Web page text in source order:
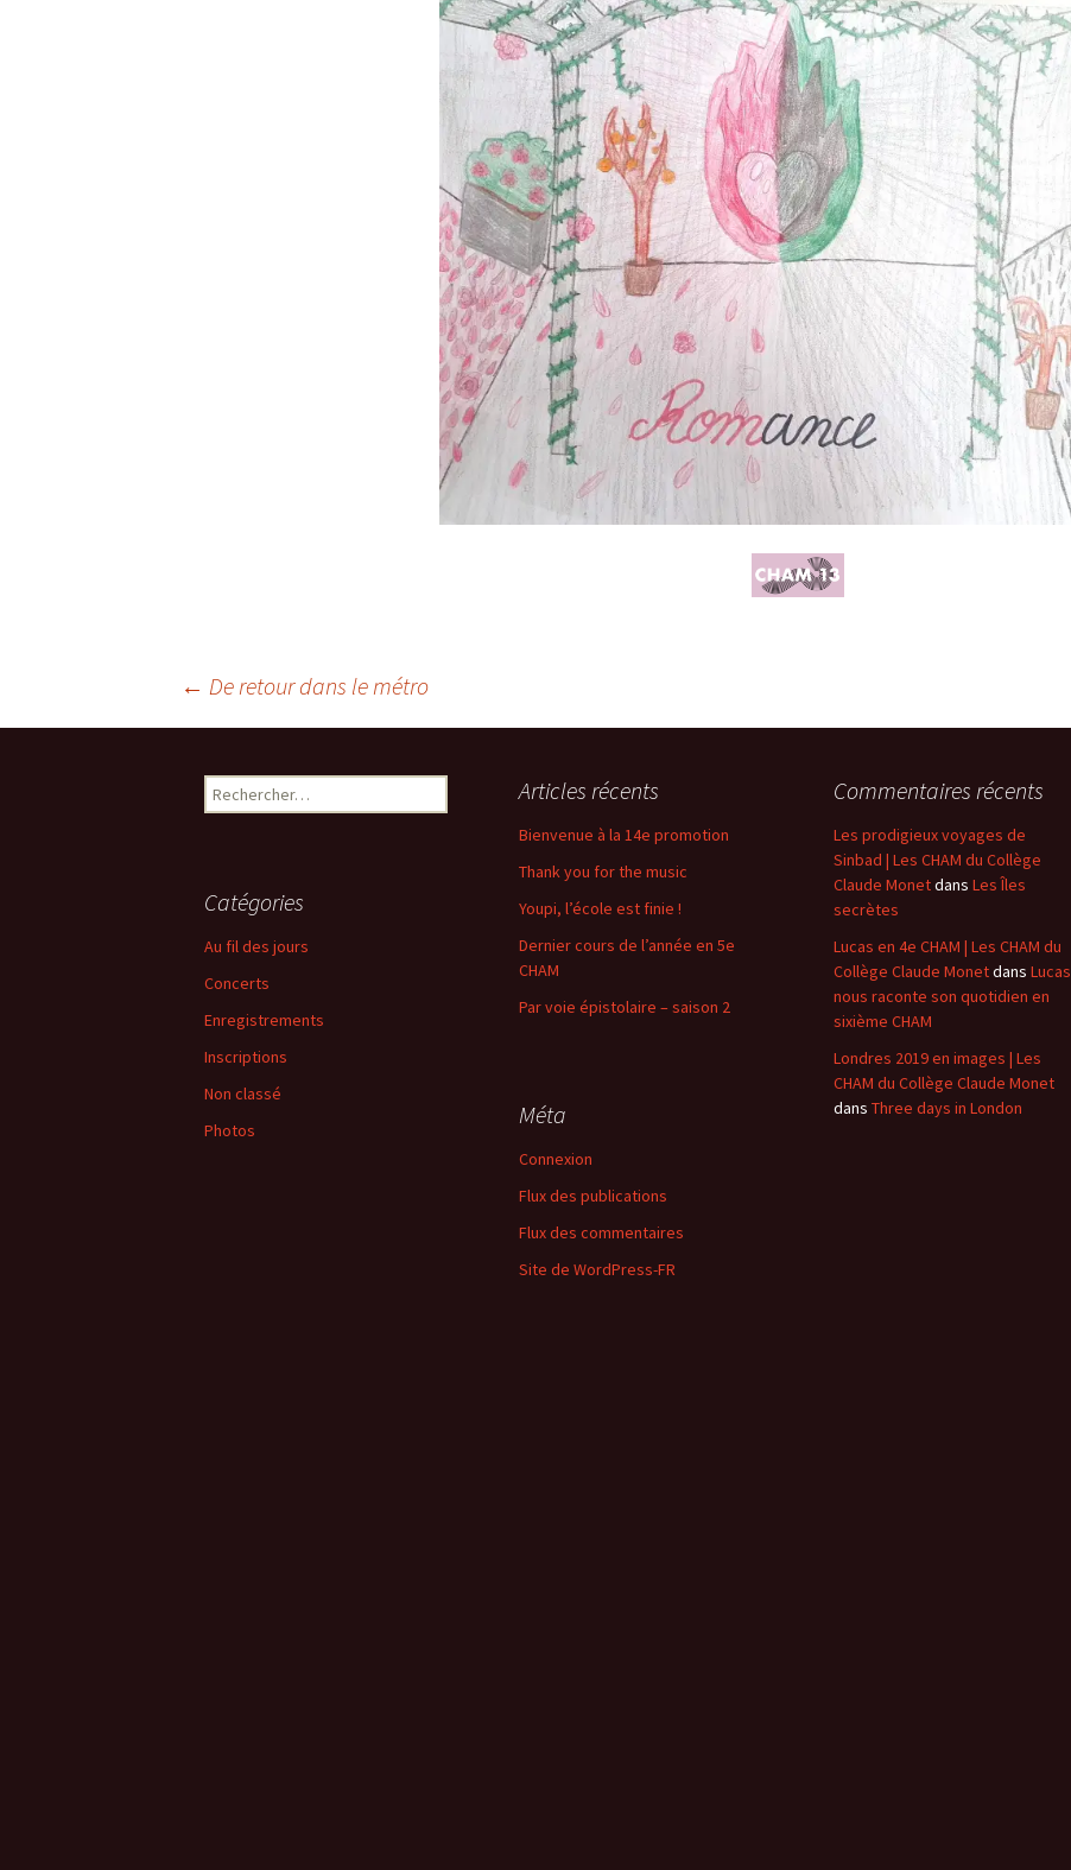
Navigation
← De retour dans le métro
Rechercher : Articles récents
Bienvenue à la 14e promotion
Thank you for the music
Youpi, l’école est finie !
Dernier cours de l’année en 5e
CHAM
Par voie épistolaire – saison 2
Commentaires récents
Les prodigieux voyages de
Sinbad | Les CHAM du Collège
Claude Monetdans Les Îles
secrètes
Lucas en 4e CHAM | Les CHAM du
Collège Claude Monetdans Lucas
nous raconte son quotidien en
sixième CHAM
Londres 2019 en images | Les
CHAM du Collège Claude Monet
dans Three days in London
Catégories
Au fil des jours
Concerts
Enregistrements
Inscriptions
Non classé
Photos
Méta
Connexion
Flux des publications
Flux des commentaires
Site de WordPress-FR